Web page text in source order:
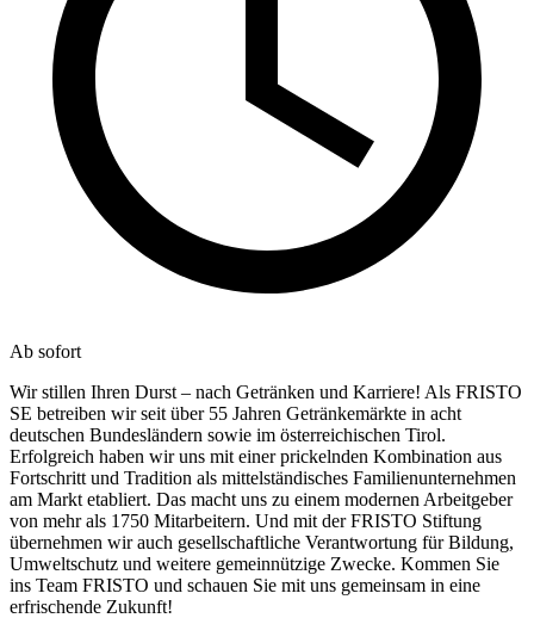
Ab sofort
Wir stillen Ihren Durst – nach Getränken und Karriere! Als FRISTO
SE betreiben wir seit über 55 Jahren Getränkemärkte in acht
deutschen Bundesländern sowie im österreichischen Tirol.
Erfolgreich haben wir uns mit einer prickelnden Kombination aus
Fortschritt und Tradition als mittelständisches Familienunternehmen
am Markt etabliert. Das macht uns zu einem modernen Arbeitgeber
von mehr als 1750 Mitarbeitern. Und mit der FRISTO Stiftung
übernehmen wir auch gesellschaftliche Verantwortung für Bildung,
Umweltschutz und weitere gemeinnützige Zwecke. Kommen Sie
ins Team FRISTO und schauen Sie mit uns gemeinsam in eine
erfrischende Zukunft!